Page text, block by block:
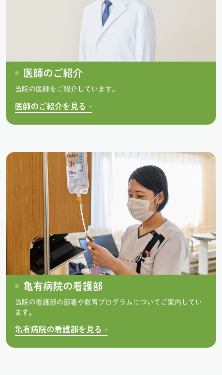
医師のご紹介
当院の医師をご紹介しています。
医師のご紹介を見る
亀有病院の看護部
当院の看護部の部署や教育プログラムについてご案内してい
ます。
亀有病院の看護部を見る